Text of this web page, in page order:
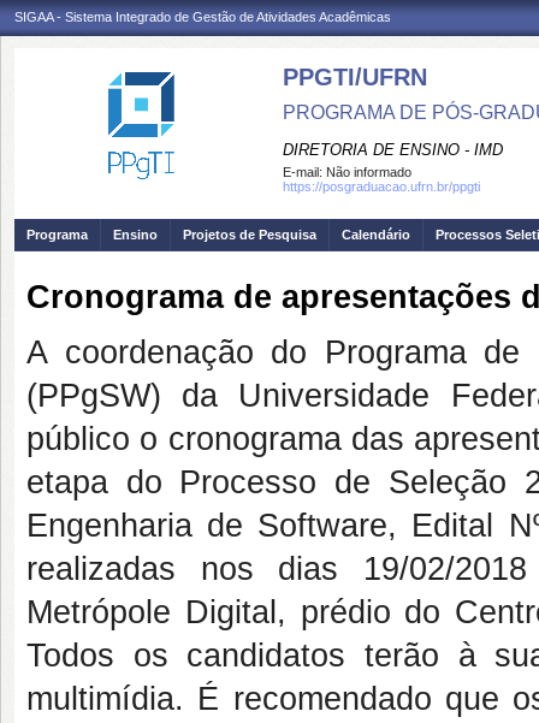
SIGAA - Sistema Integrado de Gestão de Atividades Acadêmicas
PPGTI/UFRN
PROGRAMA DE PÓS-
DIRETORIA DE ENSINO - IMD
E-mail: Não informado
https://posgraduacao.ufrn.br/ppgti
Programa Ensino Projetos de Pesquisa Calendário Processos
Cronograma de apresentações
A coordenação do Programa de
(PPgSW) da Universidade
público o cronograma das
etapa do Processo de Seleção
Engenharia de Software, Edital
realizadas nos dias 19/02/
Metrópole Digital, prédio do
Todos os candidatos terão à
multimídia. É recomendado que